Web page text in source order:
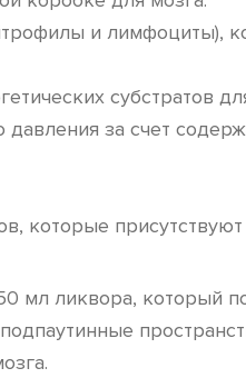
и
субстратов
за счет
которые
мл ликвора, который